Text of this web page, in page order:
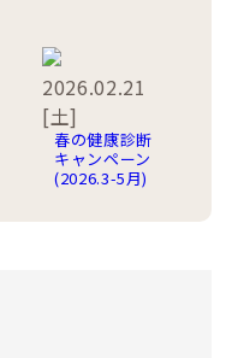
2026.02.21
[土]
春の健康診断
キャンペーン
(2026.3-5月)